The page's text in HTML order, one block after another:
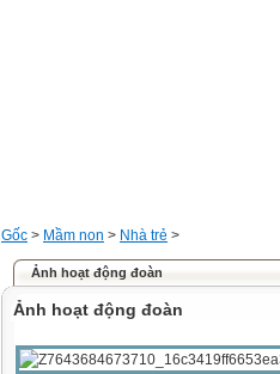
Gốc > Mầm non > Nhà trẻ >
Ảnh hoạt động đoàn
Ảnh hoạt động đoàn